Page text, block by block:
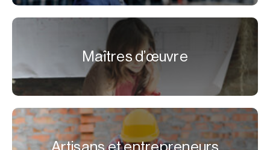
Maîtres d’œuvre
Artisans et entrepreneurs